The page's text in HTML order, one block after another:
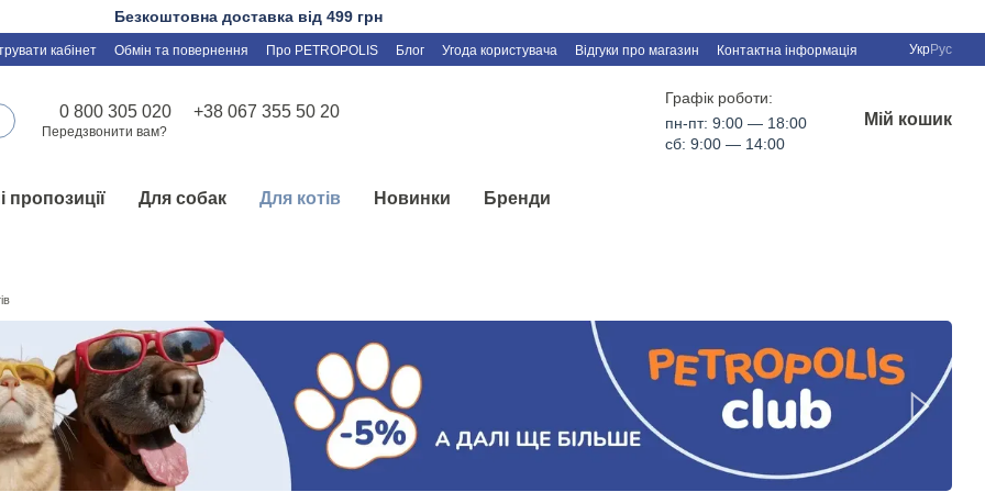
Безкоштовна доставка від 499 грн
кабінет Обмін та повернення Про PETROPOLIS Блог Угода користувача Відгуки про магазин Контактна інформація УкрРус
0 800 305 020 +38 067 355 50 20
Передзвонити вам?
Графік роботи:
пн-пт: 9:00 — 18:00
сб: 9:00 — 14:00
Мій кошик
пропозиції Для собак Для котів Новинки Бренди